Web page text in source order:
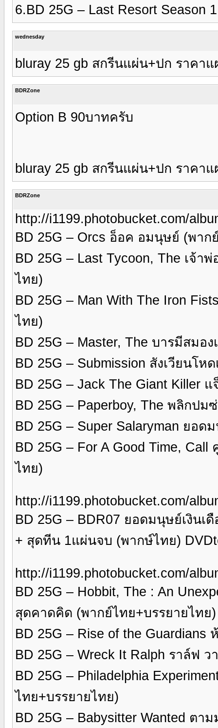
6.BD 25G – Last Resort Season
wednesday
bluray 25 gb สกรีนแผ่น+ปก ราคา
BDRZone
Option B 90บาทครับ
bluray 25 gb สกรีนแผ่น+ปก ราคา
BDRZone
http://i1199.photobucket.com/
BD 25G – Orcs อ็อค อมนุษย์ (พาก
BD 25G – Last Tycoon, The เจ้า
ไทย)
BD 25G – Man With The Iron
ไทย)
BD 25G – Master, The บารมีสมอ
BD 25G – Submission สังเวียนโ
BD 25G – Jack The Giant Killer
BD 25G – Paperboy, The พลิกป
BD 25G – Super Salaryman ยอด
BD 25G – For A Good Time,
ไทย)
http://i1199.photobucket.com/
BD 25G – BDR07 ยอดมนุษย์เงินเ
+ สุดทีน 1แผ่นจบ (พากษ์ไทย)
http://i1199.photobucket.com/
BD 25G – Hobbit, The : An
สุดคาดคิด (พากย์ไทย+บรรยายไทย)
BD 25G – Rise of the
BD 25G – Wreck It Ralph ราล์ฟ
BD 25G – Philadelphia
ไทย+บรรยายไทย)
BD 25G – Babysitter Wanted ตา